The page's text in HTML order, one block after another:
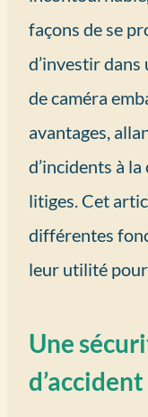
façons de se
d’investir dans
de caméra
avantages,
d’incidents à
litiges. Cet
différentes
leur utilité
Une
d’accident